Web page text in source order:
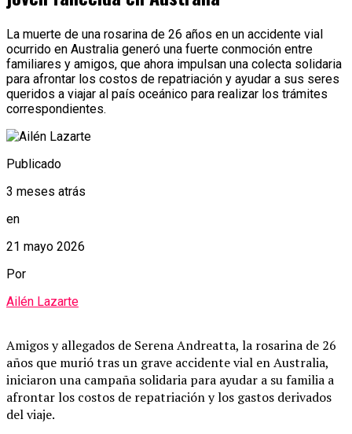
La muerte de una rosarina de 26 años en un accidente vial
ocurrido en Australia generó una fuerte conmoción entre
familiares y amigos, que ahora impulsan una colecta solidaria
para afrontar los costos de repatriación y ayudar a sus seres
queridos a viajar al país oceánico para realizar los trámites
correspondientes.
Publicado
3 meses atrás
en
21 mayo 2026
Por
Ailén Lazarte
Amigos y allegados de Serena Andreatta, la rosarina de 26
años que murió tras un grave accidente vial en Australia,
iniciaron una campaña solidaria para ayudar a su familia a
afrontar los costos de repatriación y los gastos derivados
del viaje.